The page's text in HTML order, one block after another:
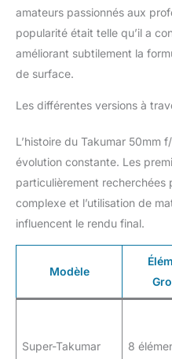
amateurs passionnés aux
popularité était telle qu’il a
améliorant subtilement la
de surface.
Les différentes versions à
L’histoire du Takumar 50mm
évolution constante. Les
particulièrement recherchées
complexe et l’utilisation de
influencent le rendu final.
Modèle
Super-Takumar
8